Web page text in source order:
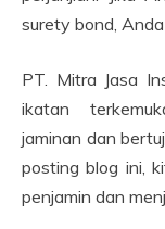
surety bond,
PT. Mitra Jasa
ikatan
jaminan dan
posting blog ini,
penjamin dan